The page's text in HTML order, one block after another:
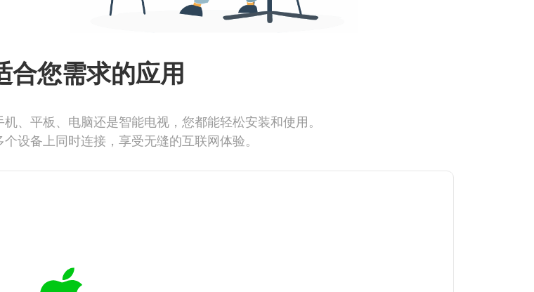
合您需求的应用
、平板、电脑还是智能电视，您都能轻松安装和使用。
设备上同时连接，享受无缝的互联网体验。